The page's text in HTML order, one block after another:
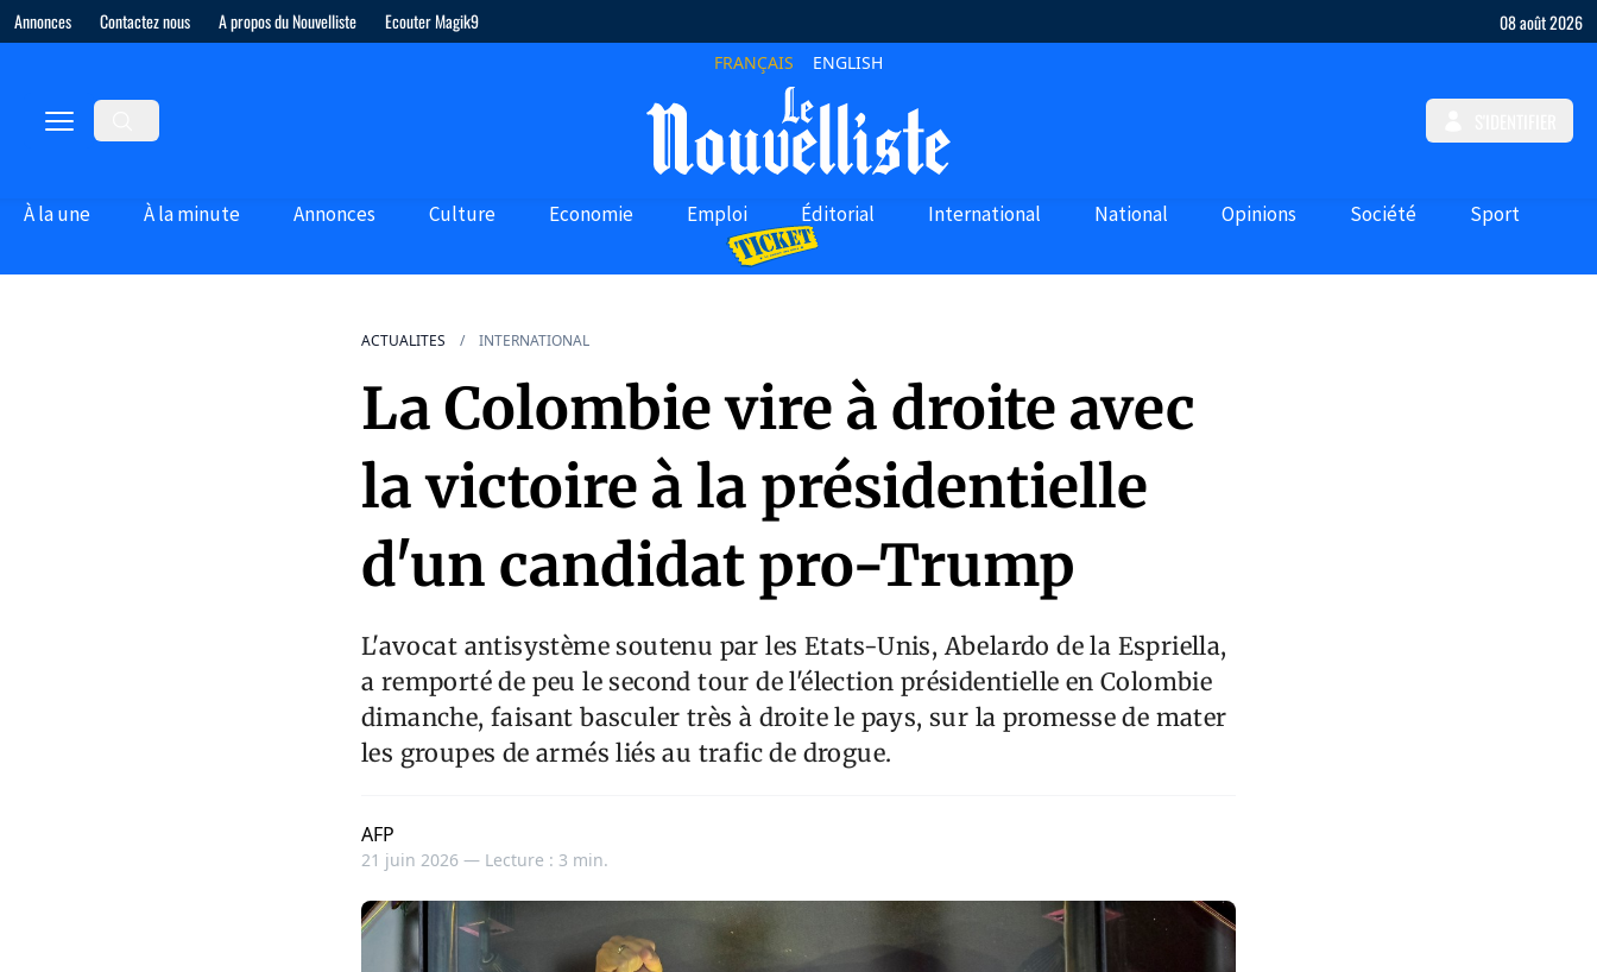
Annonces Contactez nous A propos du Nouvelliste Ecouter Magik9 08 août 2026
FRANÇAIS ENGLISH
À la une À la minute Annonces Culture Economie Emploi Éditorial International National Opinions Société Sport
ACTUALITES INTERNATIONAL
La Colombie vire à droite avec
la victoire à la présidentielle
d'un candidat pro-Trump
L'avocat antisystème soutenu par les Etats-Unis, Abelardo de la Espriella,
a remporté de peu le second tour de l'élection présidentielle en Colombie
dimanche, faisant basculer très à droite le pays, sur la promesse de mater
les groupes de armés liés au trafic de drogue.
AFP
21 juin 2026 — Lecture : 3 min.